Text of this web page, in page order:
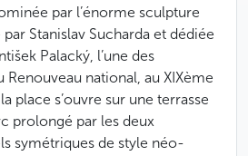
par l’énorme sculpture
Stanislav Sucharda et dédiée
Palacký, l’une des
Renouveau national, au XIXème
place s’ouvre sur une terrasse
prolongé par les deux
symétriques de style néo-